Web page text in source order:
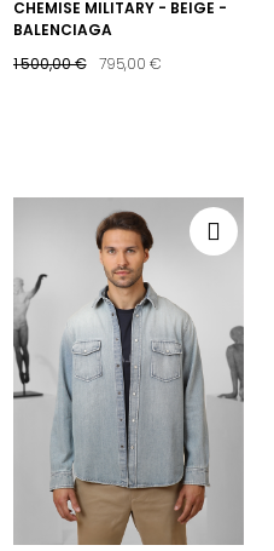
CHEMISE MILITARY - BEIGE -
BALENCIAGA
1 500,00 €
795,00 €